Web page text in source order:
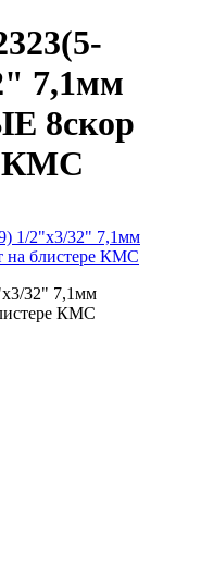
7,1мм
8скор
КМС
1/2"х3/32" 7,1мм
блистере КМС
32" 7,1мм
КМС